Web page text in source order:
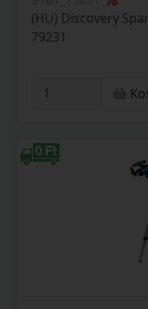
(HU) Discovery
79231